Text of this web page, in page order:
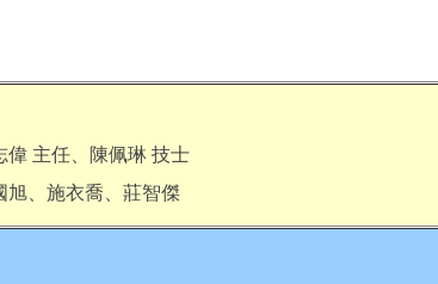
偉 主任、陳佩琳 技士
旭、施衣喬、莊智傑